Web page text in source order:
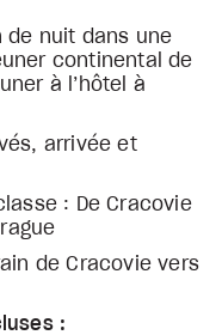
de nuit dans une
continental de
à l’hôtel à
arrivée et
: De Cracovie
de Cracovie vers
: